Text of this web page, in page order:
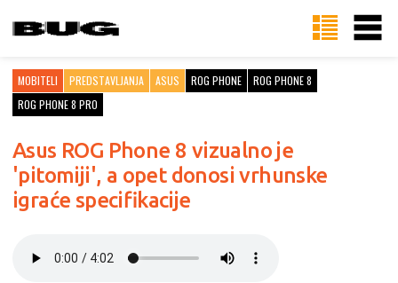
MOBITELI PREDSTAVLJANJA ASUS ROG PHONE
ROG PHONE 8
ROG PHONE 8 PRO
Asus ROG Phone 8 vizualno je
'pitomiji', a opet donosi vrhunske
igraće specifikacije